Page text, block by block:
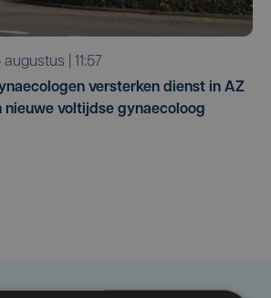
augustus | 11:57
versterken dienst in AZ
nieuwe voltijdse gynaecoloog